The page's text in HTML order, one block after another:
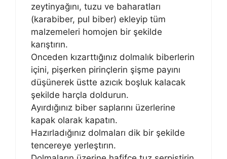
zeytinyağını, tuzu ve baharatları
(karabiber, pul biber) ekleyip tüm
malzemeleri homojen bir şekilde
karıştırın.
Onceden kızarttığınız dolmalık biberlerin
içini, pişerken pirinçlerin şişme payını
düşünerek üstte azıcık boşluk kalacak
şekilde harçla doldurun.
Ayırdığınız biber saplarını üzerlerine
kapak olarak kapatın.
Hazırladığınız dolmaları dik bir şekilde
tencereye yerleştırın.